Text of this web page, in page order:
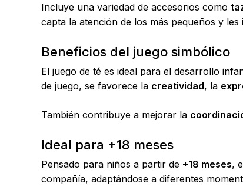
Incluye una variedad de accesorios como
capta la atención de los más pequeños y
Beneficios del juego simbólico
El juego de té es ideal para el desarrollo
de juego, se favorece la creatividad, la
También contribuye a mejorar la
Ideal para +18 meses
Pensado para niños a partir de +18 meses,
compañía, adaptándose a diferentes